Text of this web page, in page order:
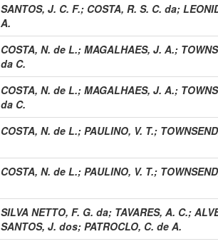
SANTOS, J. C. F.; COSTA, R. S. C. da;
A.
COSTA, N. de L.; MAGALHAES, J. A.;
da C.
COSTA, N. de L.; MAGALHAES, J. A.;
da C.
COSTA, N. de L.; PAULINO, V. T.;
COSTA, N. de L.; PAULINO, V. T.;
SILVA NETTO, F. G. da; TAVARES, A. C.;
SANTOS, J. dos; PATROCLO, C. de A.